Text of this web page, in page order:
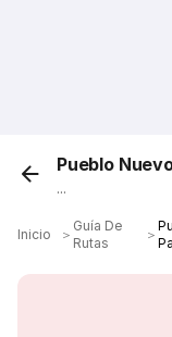
Pueblo
...
Inicio ＞
Guía De
Rutas
＞